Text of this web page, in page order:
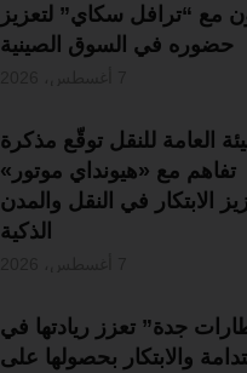
مع “ترافل سكاي” لتعزيز
حضوره في السوق الصينية
العامة للنقل توقّع مذكرة
تفاهم مع «هيونداي موتور»
الابتكار في النقل والمدن
الذكية
جدة” تعزز ريادتها في
والابتكار بحصولها على